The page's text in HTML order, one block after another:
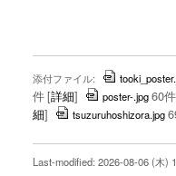
添付ファイル:
件[詳細] poster-.jpg60件
細] tsuzuruhoshizora.jpg
Last-modified: 2026-08-06 (木)